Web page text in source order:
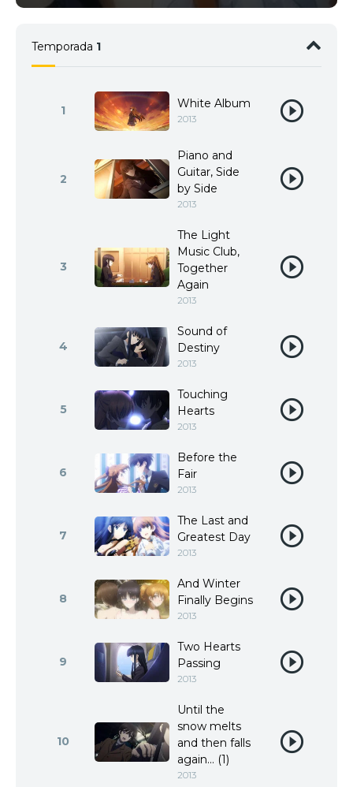
Temporada 1
1 White Album
2013
2
Piano and
Guitar, Side
by Side
2013
3
The Light
Music Club,
Together
Again
2013
4
Sound of
Destiny
2013
5
Touching
Hearts
2013
6
Before the
Fair
2013
7
The Last and
Greatest Day
2013
8
And Winter
Finally Begins
2013
9
Two Hearts
Passing
2013
10
Until the
snow melts
and then falls
again... (1)
2013